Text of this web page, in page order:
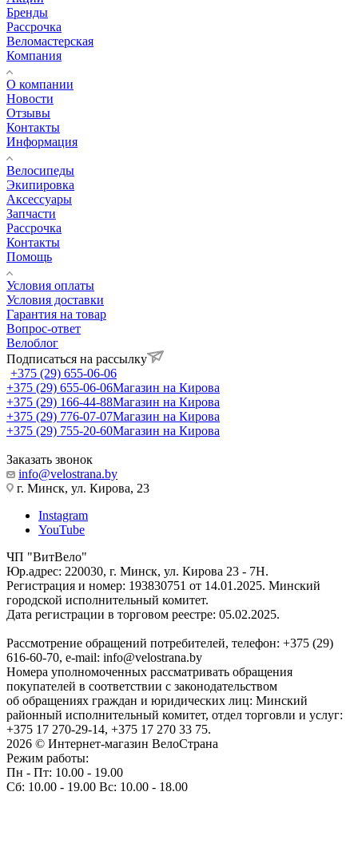
Бренды
Рассрочка
Веломастерская
Компания
О компании
Новости
Отзывы
Контакты
Информация
Велосипеды
Экипировка
Аксессуары
Запчасти
Рассрочка
Контакты
Помощь
Условия оплаты
Условия доставки
Гарантия на товар
Вопрос-ответ
Велоблог
Подписаться на рассылку
+375 (29) 655-06-06
+375 (29) 655-06-06Магазин на Кирова
+375 (29) 166-44-88Магазин на Кирова
+375 (29) 776-07-07Магазин на Кирова
+375 (29) 755-20-60Магазин на Кирова
Заказать звонок
info@velostrana.by
г. Минск, ул. Кирова, 23
Instagram
YouTube
ЧП "ВитВело"
Юр.адрес: 220030, г. Минск, ул. Кирова 23 - 7Н.
Регистрация и номер: 193830751 от 14.01.2025. Минский
городской исполнительный комитет.
Дата регистрации в торговом реестре: 05.02.2025.
Рассмотрение обращений потребителей, телефон: +375 (29)
616-60-70, e-mail: info@velostrana.by
Номера уполномоченных рассматривать обращения
покупателей в соответствии с законодательством
об обращениях граждан и юридических лиц: Минский
районный исполнительный комитет, отдел торговли и услуг:
+375 17 270-29-14, +375 17 270 33 75.
2026 © Интернет-магазин ВелоСтрана
Режим работы:
Пн - Пт: 10.00 - 19.00
Сб: 10.00 - 19.00 Вс: 10.00 - 18.00